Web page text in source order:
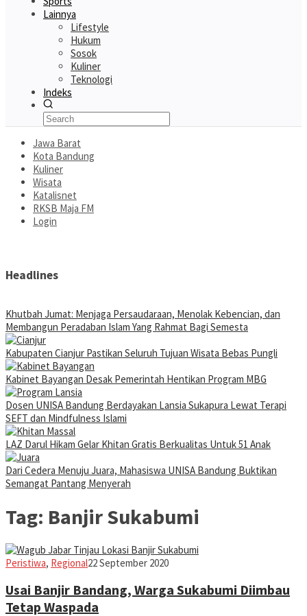
Lainnya
Lifestyle
Hukum
Sosok
Kuliner
Teknologi
Indeks
Jawa Barat
Kota Bandung
Kuliner
Wisata
Katalisnet
RKSB Maja FM
Login
Headlines
Khutbah Jumat: Menjaga Persaudaraan, Menolak Kebencian, dan
Membangun Peradaban Islam Yang Rahmat Bagi Semesta
Kabupaten Cianjur Pastikan Seluruh Tujuan Wisata Bebas Pungli
Kabinet Bayangan Desak Pemerintah Hentikan Program MBG
Dosen UNISA Bandung Berdayakan Lansia Sukapura Lewat Terapi
SEFT dan Mindfulness Islami
LAZ Darul Hikam Gelar Khitan Gratis Berkualitas Untuk 51 Anak
Dari Cedera Menuju Juara, Mahasiswa UNISA Bandung Buktikan
Semangat Pantang Menyerah
Tag: Banjir Sukabumi
Peristiwa, RegionalJabar
22 September 2020
Usai Banjir Bandang, Warga Sukabumi Diimbau
Tetap Waspada